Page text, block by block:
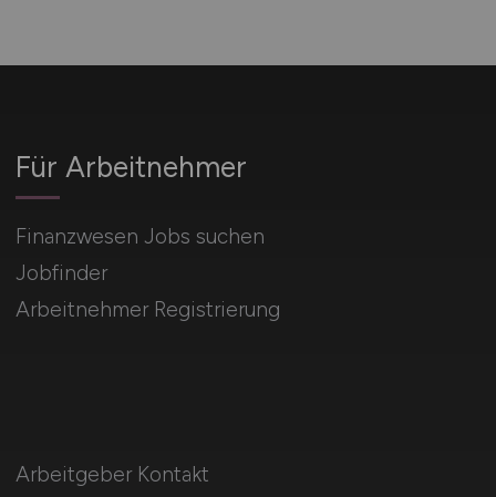
Für Arbeitnehmer
Finanzwesen Jobs suchen
Jobfinder
Arbeitnehmer Registrierung
Arbeitgeber Kontakt